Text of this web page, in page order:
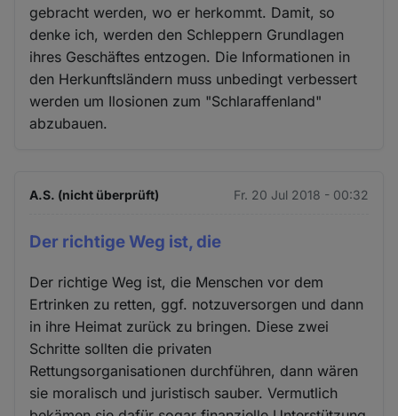
gebracht werden, wo er herkommt. Damit, so
denke ich, werden den Schleppern Grundlagen
ihres Geschäftes entzogen. Die Informationen in
den Herkunftsländern muss unbedingt verbessert
werden um Ilosionen zum "Schlaraffenland"
abzubauen.
A.S. (nicht überprüft) Fr. 20 Jul 2018 - 00:32
Der richtige Weg ist, die
Der richtige Weg ist, die Menschen vor dem
Ertrinken zu retten, ggf. notzuversorgen und dann
in ihre Heimat zurück zu bringen. Diese zwei
Schritte sollten die privaten
Rettungsorganisationen durchführen, dann wären
sie moralisch und juristisch sauber. Vermutlich